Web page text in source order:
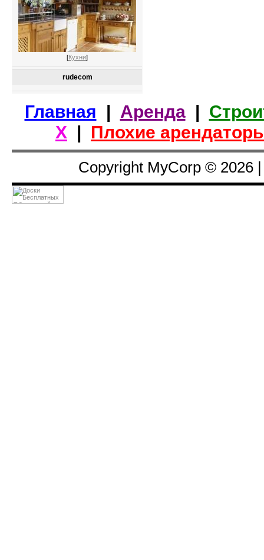
[Кухни]
rudecom
Главная | Аренда|
Х | Плохие
Copyright MyCorp © 2026